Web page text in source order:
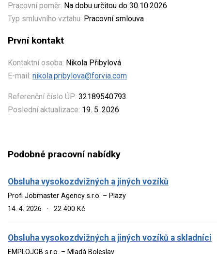
Pracovní poměr: Na dobu určitou do 30.10.2026
Typ smluvního vztahu: Pracovní smlouva
První kontakt
Kontaktní osoba: Nikola Přibylová
E-mail: nikola.pribylova@forvia.com
Referenční číslo ÚP: 32189540793
Poslední aktualizace: 19. 5. 2026
Podobné pracovní nabídky
Obsluha vysokozdvižných a jiných vozíků
Profi Jobmaster Agency s.r.o. – Plazy
14. 4. 2026
· 22 400 Kč
Obsluha vysokozdvižných a jiných vozíků a skladníci
EMPLOJOB s.r.o. – Mladá Boleslav